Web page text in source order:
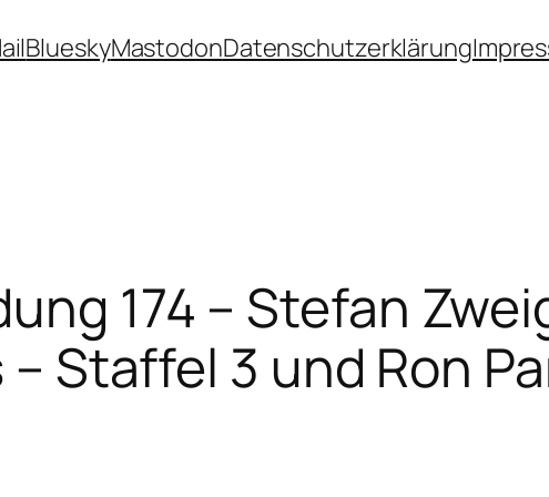
BlueskyMastodonDatenschutzerklärung
174 – Stefan
Staffel 3 und Ron